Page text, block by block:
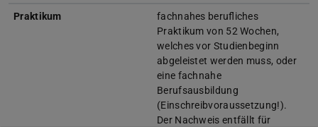
Praktikum
fachnahes berufliches
Praktikum von 52 Wochen,
welches vor Studienbeginn
abgeleistet werden muss, oder
eine fachnahe
Berufsausbildung
(Einschreibvoraussetzung!).
Der Nachweis entfällt für